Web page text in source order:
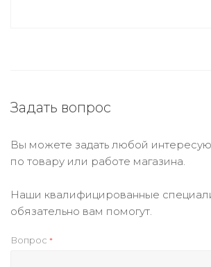
Задать вопрос
Вы можете задать любой
по товару или работе магазина.
Наши квалифицированные
обязательно вам помогут.
Вопрос *